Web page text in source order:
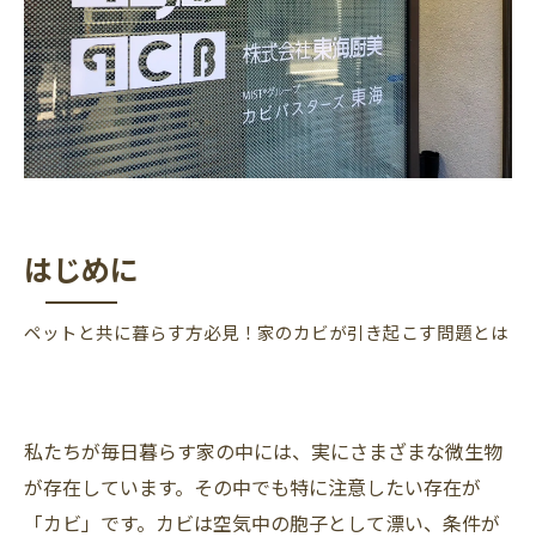
はじめに
ペットと共に暮らす方必見！家のカビが引き起こす問題とは
私たちが毎日暮らす家の中には、実にさまざまな微生物
が存在しています。その中でも特に注意したい存在が
「カビ」です。カビは空気中の胞子として漂い、条件が